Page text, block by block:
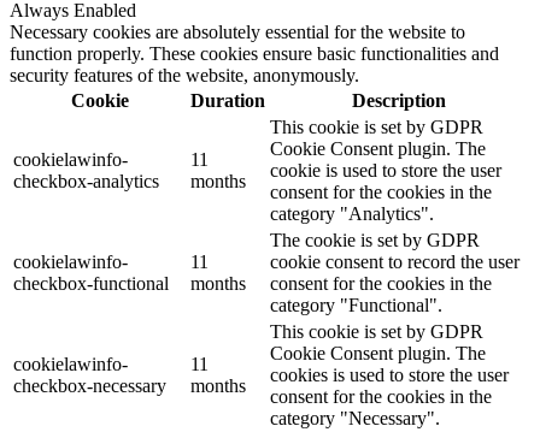
Always Enabled
Necessary cookies are absolutely essential for the website to
function properly. These cookies ensure basic functionalities and
security features of the website, anonymously.
Cookie
Duration Description
cookielawinfo-
checkbox-analytics
11
months
This cookie is set by GDPR
Cookie Consent plugin. The
cookie is used to store the user
consent for the cookies in the
category "Analytics".
cookielawinfo-
checkbox-functional
11
months
The cookie is set by GDPR
cookie consent to record the user
consent for the cookies in the
category "Functional".
cookielawinfo-
checkbox-necessary
11
months
This cookie is set by GDPR
Cookie Consent plugin. The
cookies is used to store the user
consent for the cookies in the
category "Necessary".